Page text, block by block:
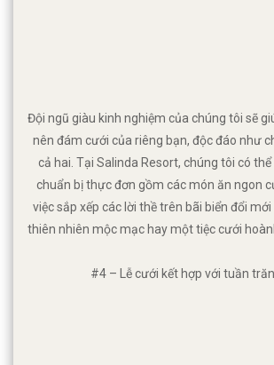
Đội ngũ giàu kinh nghiệm của chúng tôi sẽ
nên đám cưới của riêng bạn, độc đáo như
cả hai. Tại Salinda Resort, chúng tôi có
chuẩn bị thực đơn gồm các món ăn ngon
việc sắp xếp các lời thề trên bãi biển đổi
thiên nhiên mộc mạc hay một tiệc cưới
#4 – Lễ cưới kết hợp với tuần